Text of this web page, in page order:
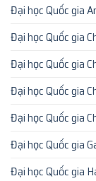
Đại học Quốc gia
Đại học Quốc gia
Đại học Quốc gia
Đại học Quốc gia
Đại học Quốc gia
Đại học Quốc gia
Đại học Quốc gia